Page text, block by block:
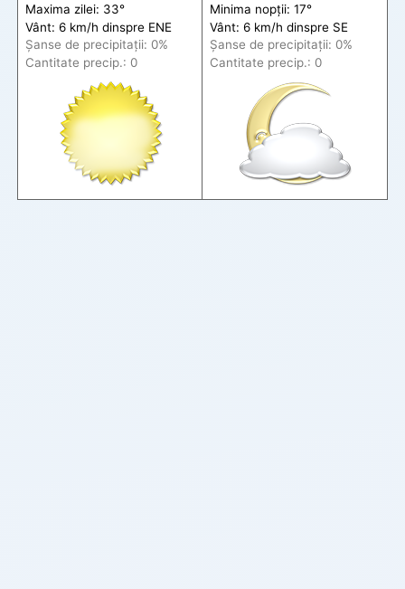
Maxima zilei: 33°
Vânt: 6 km/h dinspre ENE
Șanse de precipitații: 0%
Cantitate precip.: 0
Minima nopții: 17°
Vânt: 6 km/h dinspre SE
Șanse de precipitații: 0%
Cantitate precip.: 0